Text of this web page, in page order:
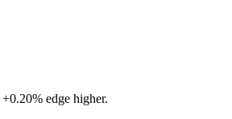
+0.20% edge higher.